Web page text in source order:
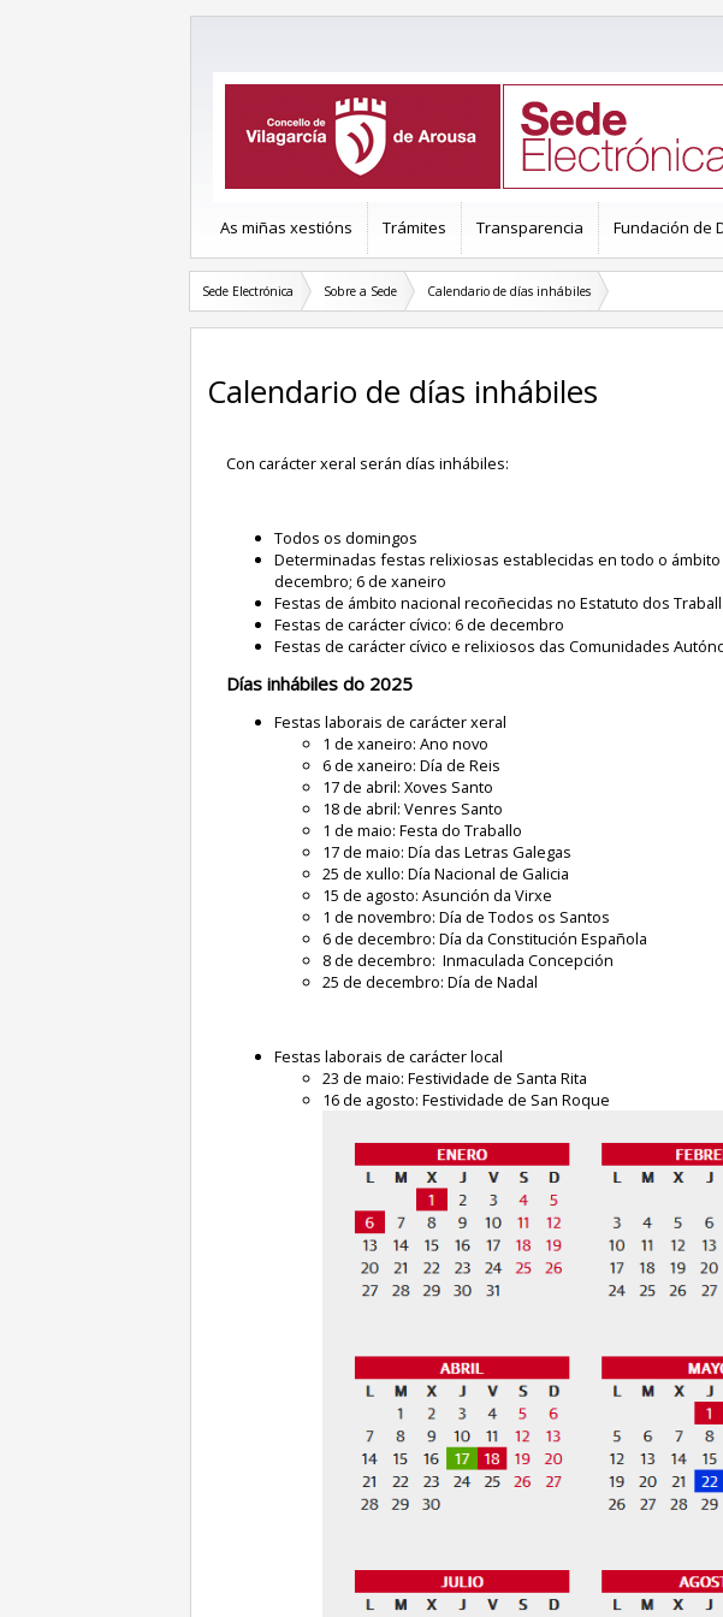
As miñas xestións Trámites Transparencia Fundación de
Sede Electrónica Sobre a Sede Calendario de días inhábiles
Calendario de días inhábiles
Con carácter xeral serán días inhábiles:
Todos os domingos
Determinadas festas relixiosas establecidas en todo o
decembro; 6 de xaneiro
Festas de ámbito nacional recoñecidas no Estatuto dos
Festas de carácter cívico: 6 de decembro
Festas de carácter cívico e relixiosos das Comunidades
Días inhábiles do 2025
Festas laborais de carácter xeral
1 de xaneiro: Ano novo
6 de xaneiro: Día de Reis
17 de abril: Xoves Santo
18 de abril: Venres Santo
1 de maio: Festa do Traballo
17 de maio: Día das Letras Galegas
25 de xullo: Día Nacional de Galicia
15 de agosto: Asunción da Virxe
1 de novembro: Día de Todos os Santos
6 de decembro: Día da Constitución Española
8 de decembro: Inmaculada Concepción
25 de decembro: Día de Nadal
Festas laborais de carácter local
23 de maio: Festividade de Santa Rita
16 de agosto: Festividade de San Roque